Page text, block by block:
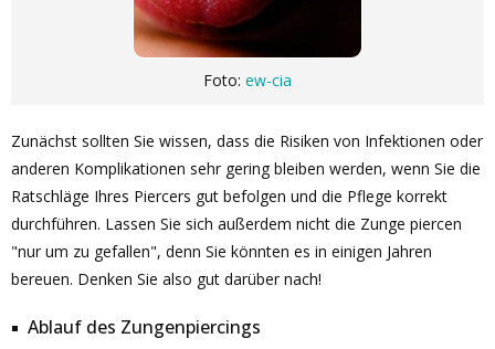
Foto: ew-cia
Zunächst sollten Sie wissen, dass die Risiken von Infektionen oder
anderen Komplikationen sehr gering bleiben werden, wenn Sie die
Ratschläge Ihres Piercers gut befolgen und die Pflege korrekt
durchführen. Lassen Sie sich außerdem nicht die Zunge piercen
"nur um zu gefallen", denn Sie könnten es in einigen Jahren
bereuen. Denken Sie also gut darüber nach!
Ablauf des Zungenpiercings